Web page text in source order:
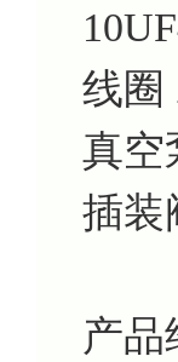
线圈
真空
插装
产品